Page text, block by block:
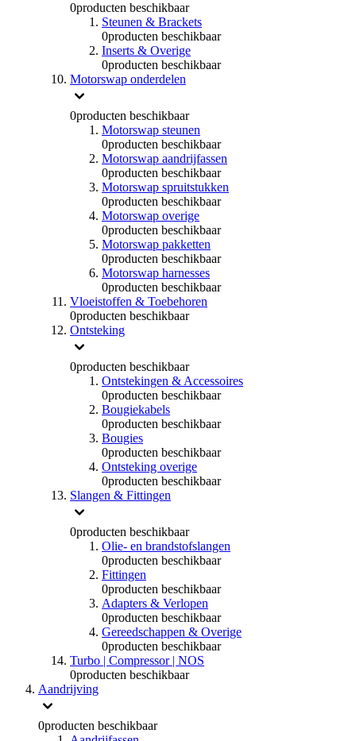
0producten beschikbaar
Steunen & Brackets
0producten beschikbaar
Inserts & Overige
0producten beschikbaar
Motorswap onderdelen
0producten beschikbaar
Motorswap steunen
0producten beschikbaar
Motorswap aandrijfassen
0producten beschikbaar
Motorswap spruitstukken
0producten beschikbaar
Motorswap overige
0producten beschikbaar
Motorswap pakketten
0producten beschikbaar
Motorswap harnesses
0producten beschikbaar
Vloeistoffen & Toebehoren
0producten beschikbaar
Ontsteking
0producten beschikbaar
Ontstekingen & Accessoires
0producten beschikbaar
Bougiekabels
0producten beschikbaar
Bougies
0producten beschikbaar
Ontsteking overige
0producten beschikbaar
Slangen & Fittingen
0producten beschikbaar
Olie- en brandstofslangen
0producten beschikbaar
Fittingen
0producten beschikbaar
Adapters & Verlopen
0producten beschikbaar
Gereedschappen & Overige
0producten beschikbaar
Turbo | Compressor | NOS
0producten beschikbaar
Aandrijving
0producten beschikbaar